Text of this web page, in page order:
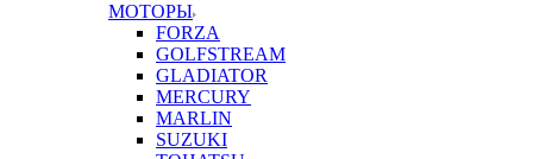
МОТОРЫ
FORZA
GOLFSTREAM
GLADIATOR
MERCURY
MARLIN
SUZUKI